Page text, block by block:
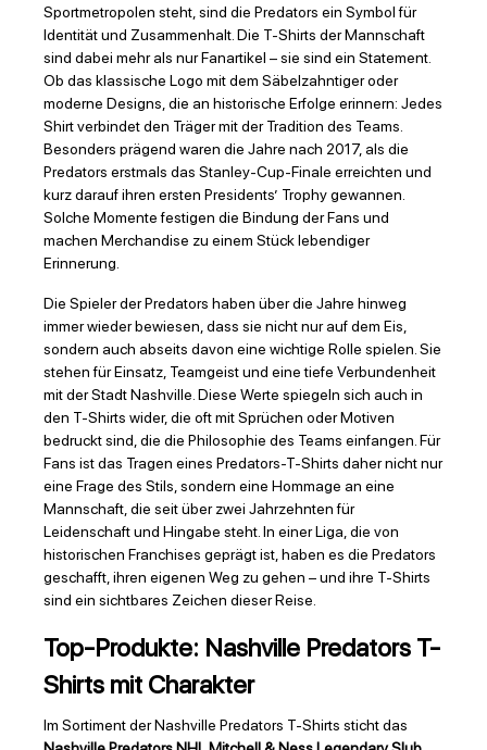
Sportmetropolen steht, sind die Predators ein Symbol für
Identität und Zusammenhalt. Die T-Shirts der Mannschaft
sind dabei mehr als nur Fanartikel – sie sind ein Statement.
Ob das klassische Logo mit dem Säbelzahntiger oder
moderne Designs, die an historische Erfolge erinnern: Jedes
Shirt verbindet den Träger mit der Tradition des Teams.
Besonders prägend waren die Jahre nach 2017, als die
Predators erstmals das Stanley-Cup-Finale erreichten und
kurz darauf ihren ersten Presidents’ Trophy gewannen.
Solche Momente festigen die Bindung der Fans und
machen Merchandise zu einem Stück lebendiger
Erinnerung.
Die Spieler der Predators haben über die Jahre hinweg
immer wieder bewiesen, dass sie nicht nur auf dem Eis,
sondern auch abseits davon eine wichtige Rolle spielen. Sie
stehen für Einsatz, Teamgeist und eine tiefe Verbundenheit
mit der Stadt Nashville. Diese Werte spiegeln sich auch in
den T-Shirts wider, die oft mit Sprüchen oder Motiven
bedruckt sind, die die Philosophie des Teams einfangen. Für
Fans ist das Tragen eines Predators-T-Shirts daher nicht nur
eine Frage des Stils, sondern eine Hommage an eine
Mannschaft, die seit über zwei Jahrzehnten für
Leidenschaft und Hingabe steht. In einer Liga, die von
historischen Franchises geprägt ist, haben es die Predators
geschafft, ihren eigenen Weg zu gehen – und ihre T-Shirts
sind ein sichtbares Zeichen dieser Reise.
Top-Produkte: Nashville Predators T-
Shirts mit Charakter
Im Sortiment der Nashville Predators T-Shirts sticht das